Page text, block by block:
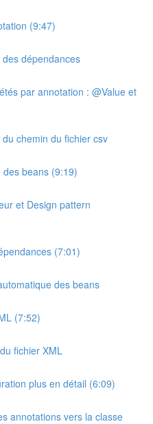
(9:47)
dépendances
par annotation : @Value et
chemin du fichier csv
beans (9:19)
et Design pattern
(7:01)
des beans
(7:52)
fichier XML
plus en détail (6:09)
annotations vers la classe